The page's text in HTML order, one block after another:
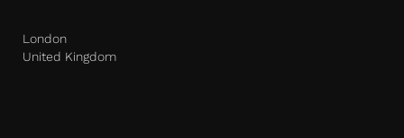
London
United Kingdom